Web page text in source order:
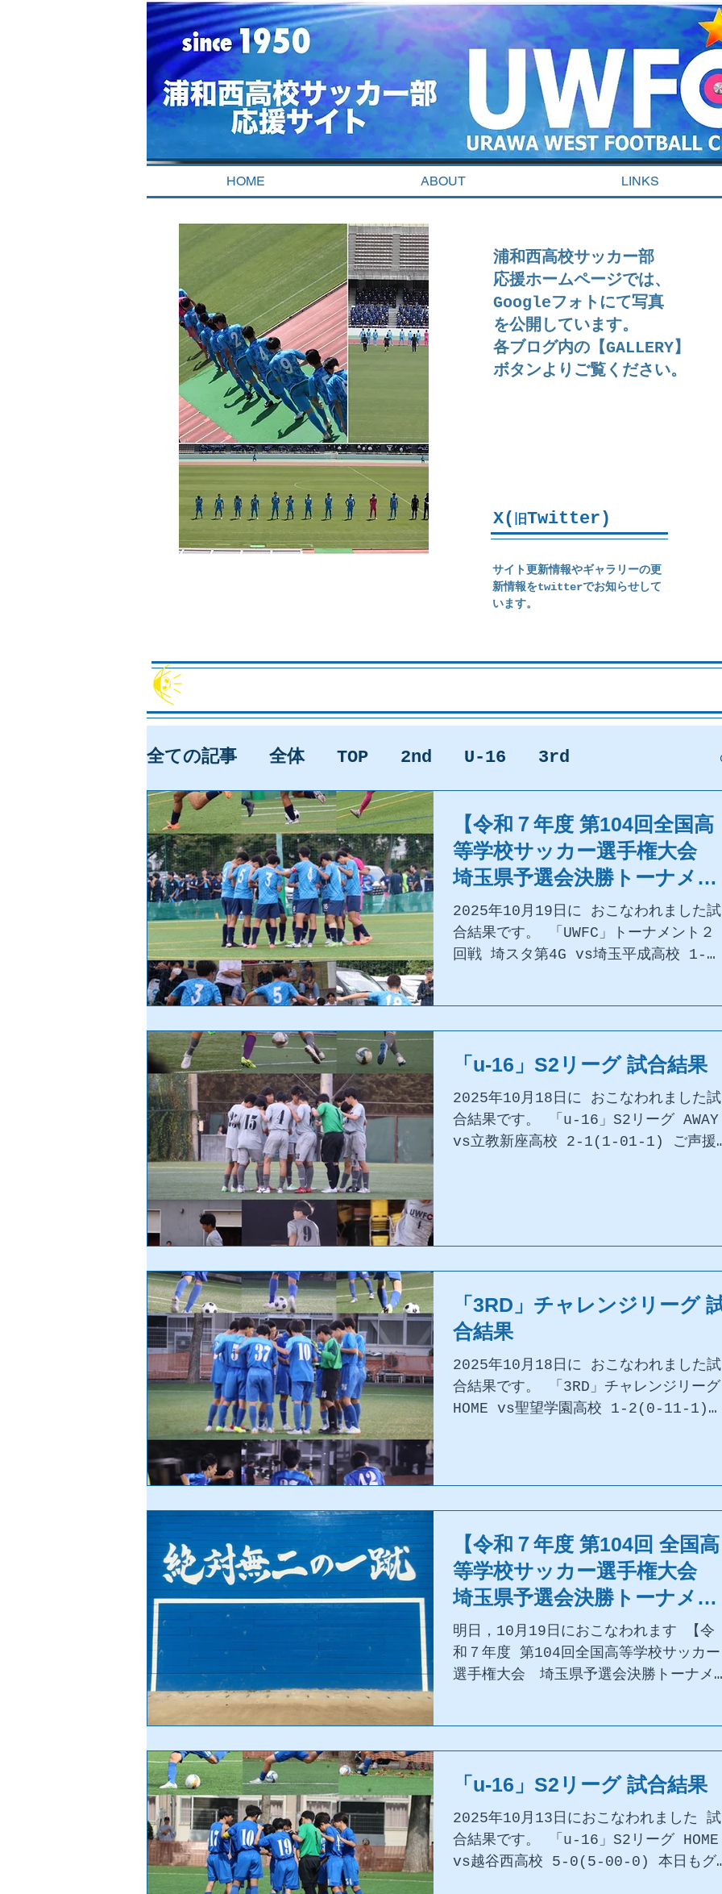
​浦西和高校サッカー応援ホームページ部
HOME ABOUT LINKS
浦和西高校サッカー部
応援ホームページでは、
Googleフォトにて写真
を公開しています。
​各ブログ内の【GALLERY】
ボタンよりご覧ください。
X( 旧Twitter)
サイト更新情報やギャラリーの更
新情報をtwitterでお知らせして
います。
全ての記事 全体 TOP 2nd U-16 3rd
【令和７年度 第104回全国高
等学校サッカー選手権大会
埼玉県予選会決勝トーナメン
ト】試合結果
2025年10月19日に おこなわれました試
合結果です。 「UWFC」トーナメント２
回戦 埼スタ第4G vs埼玉平成高校 1-
「u-16」S2リーグ 試合結果
2025年10月18日に おこなわれました試
合結果です。 「u-16」S2リーグ AWAY
vs立教新座高校 2-1(1-01-1) ご声援
「3RD」チャレンジリーグ
合結果
2025年10月18日に おこなわれました試
合結果です。 「3RD」チャレンジリーグ
HOME vs聖望学園高校 1-2(0-11-1)
【令和７年度 第104回 全国高
等学校サッカー選手権大会
埼玉県予選会決勝トーナメン
ト】試合予定
明日，10月19日におこなわれます 【令
和７年度 第104回全国高等学校サッカー
選手権大会 埼玉県予選会決勝トーナメ
「u-16」S2リーグ 試合結果
2025年10月13日におこなわれました 試
合結果です。 「u-16」S2リーグ HOME
vs越谷西高校 5-0(5-00-0) 本日もグ